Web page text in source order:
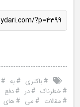
?p=4399
#باکتری #به #
#خطرناک #در #دفع
#مقالات #می #های